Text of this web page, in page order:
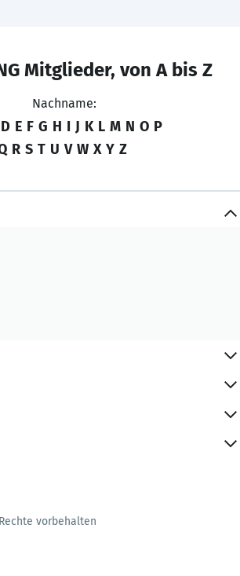
Mitglieder, von A bis Z
Nachname:
D E F G H I J K L M N O P
R S T U V W X Y Z
vorbehalten